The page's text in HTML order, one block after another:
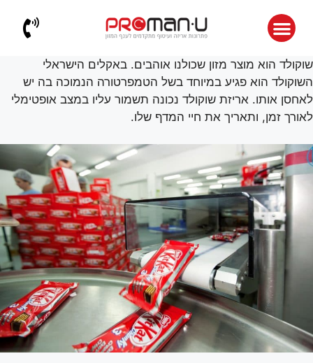
שוקולד הוא מוצר מזון שכולנו אוהבים. באקלים הישראלי
השוקולד הוא פגיע במיוחד בשל הטמפרטורה הנמוכה בה יש
לאחסן אותו. אריזת שוקולד נכונה תשמור עליו במצב אופטימלי
לאורך זמן, ותאריך את חיי המדף שלו.